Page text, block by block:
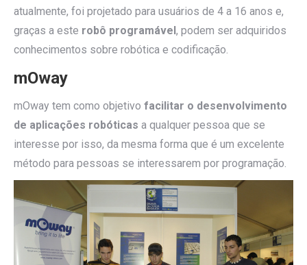
atualmente, foi projetado para usuários de 4 a 16 anos e,
graças a este robô programável, podem ser adquiridos
conhecimentos sobre robótica e codificação.
mOway
mOway tem como objetivo facilitar o desenvolvimento
de aplicações robóticas a qualquer pessoa que se
interesse por isso, da mesma forma que é um excelente
método para pessoas se interessarem por programação.